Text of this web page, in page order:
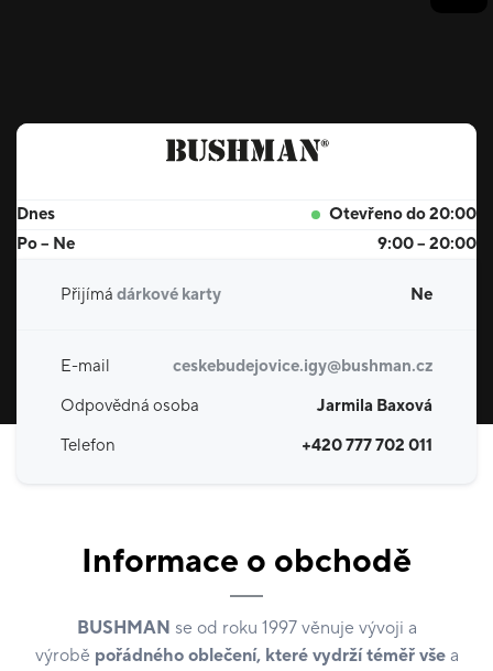
Dnes
Otevřeno do 20:00
Po – Ne
9:00 – 20:00
Přijímá dárkové karty Ne
E-mail
ceskebudejovice.igy@bushman.cz
Odpovědná osoba
Jarmila Baxová
Telefon
+420 777 702 011
Informace o obchodě
BUSHMAN se od roku 1997 věnuje vývoji a
výrobě pořádného oblečení, které vydrží téměř všea